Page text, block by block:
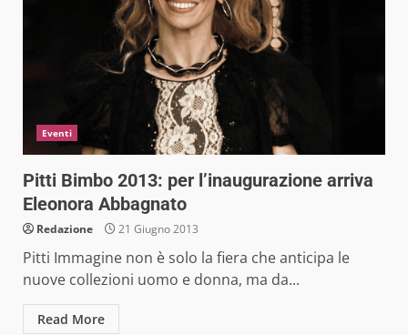
Eventi
Pitti Bimbo 2013: per l’inaugurazione arriva
Eleonora Abbagnato
Redazione 21 Giugno 2013
Pitti Immagine non è solo la fiera che anticipa le
nuove collezioni uomo e donna, ma da...
Read More